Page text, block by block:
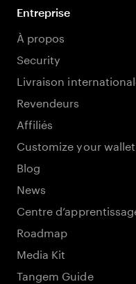
Entreprise
À propos
Security
Livraison
Revendeurs
Affiliés
Customize your wallet
Blog
News
Centre
Roadmap
Media Kit
Tangem Guide